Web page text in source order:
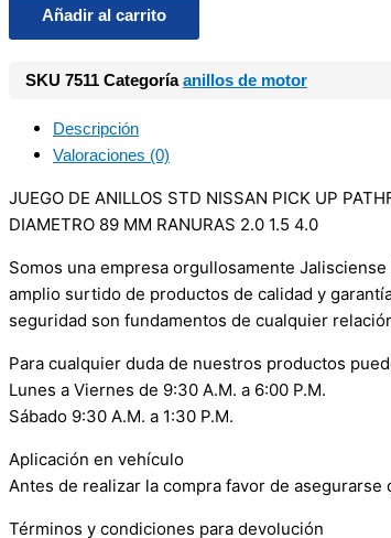
Añadir al carrito
SKU 7511 Categoría anillos de motor
Descripción
Valoraciones (0)
JUEGO DE ANILLOS STD NISSAN PICK UP
DIAMETRO 89 MM RANURAS 2.0 1.5 4.0
Somos una empresa orgullosamente
amplio surtido de productos de calidad y
seguridad son fundamentos de cualquier
Para cualquier duda de nuestros productos
Lunes a Viernes de 9:30 A.M. a 6:00 P.M.
Sábado 9:30 A.M. a 1:30 P.M.
Aplicación en vehículo
Antes de realizar la compra favor de
Términos y condiciones para devolución